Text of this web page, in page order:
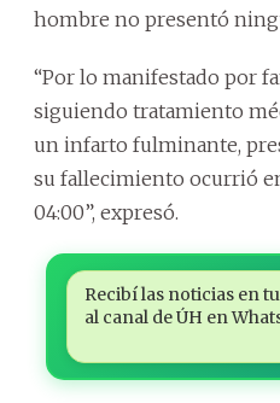
hombre no presentó
“Por lo manifestado por
siguiendo tratamiento
un infarto fulminante,
su fallecimiento ocurrió
04:00”, expresó.
Recibí las noticias en
al canal de ÚH en